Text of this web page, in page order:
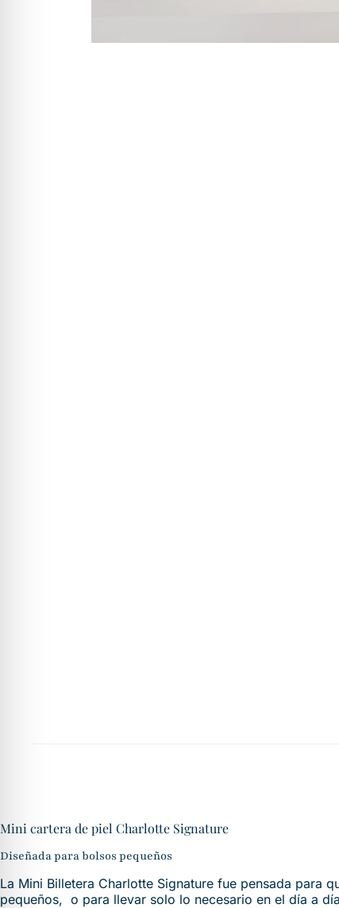
Mini cartera de piel Charlotte Signature
Diseñada para bolsos pequeños
La Mini Billetera Charlotte Signature fue pensada para
pequeños, o para llevar solo lo necesario en el día a